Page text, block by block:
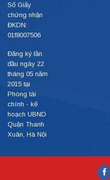
Số Giấy
chứng nhận
ĐKDN:
01f8007506
Đăng ký lần
đầu ngày 22
tháng 05 năm
2015 tại
Phòng tài
chính - kế
hoạch UBND
Quận Thanh
Xuân, Hà Nội